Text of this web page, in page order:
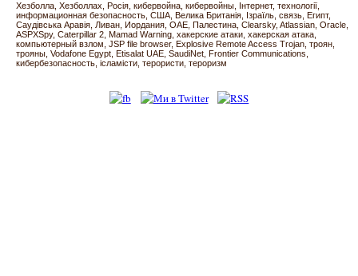
Хезболла Хезболлах Росія кибервойна кибервойны Інтернет технології
информационная безопасность США Велика Британія Ізраїль связь Египт
Саудівська Аравія Ливан Иордания ОАЕ Палестина Clearsky Atlassian Oracle
ASPXSpy Caterpillar 2 Mamad Warning хакерские атаки хакерская атака
компьютерный взлом
JSP file browser Explosive Remote Access Trojan троян
трояны Vodafone Egypt Etisalat UAE SaudiNet Frontier Communications
кибербезопасность ісламісти терористи тероризм